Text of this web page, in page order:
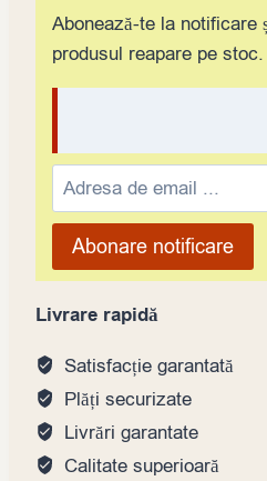
Abonează-te la notificare
produsul reapare pe stoc.
Enter
your
email
address
join
the
waitlist
Abonare notificare
Livrare rapidă
Satisfacție garantată
Plăți securizate
Livrări garantate
Calitate superioară